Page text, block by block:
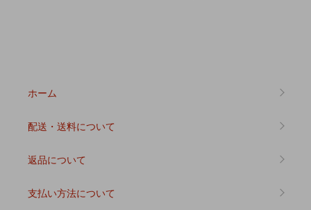
ホーム
配送・送料について
返品について
支払い方法について